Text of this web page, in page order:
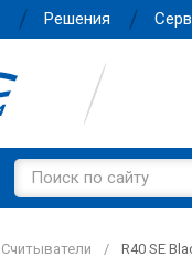
Решения
Считыватели R40 SE